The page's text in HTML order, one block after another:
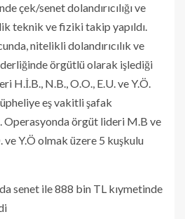
çek/senet dolandırıcılığı ve
teknik ve fiziki takip yapıldı.
nitelikli dolandırıcılık ve
örgütlü olarak işlediği
H.İ.B., N.B., O.O., E.U. ve Y.Ö.
eş vakitli şafak
Operasyonda örgüt lideri M.B ve
ve Y.Ö olmak üzere 5 kuşkulu
senet ile 888 bin TL kıymetinde